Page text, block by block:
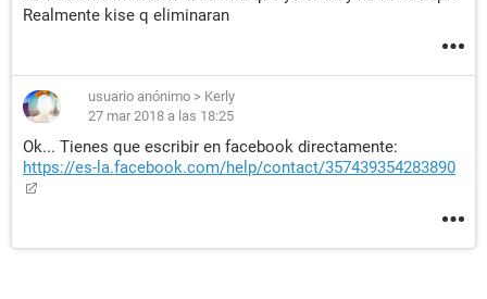
Realmente kise q eliminaran
usuario anónimo > Kerly
27 mar 2018 a las 18:25
Ok... Tienes que escribir en facebook directamente:
https://es-la.facebook.com/help/contact/357439354283890